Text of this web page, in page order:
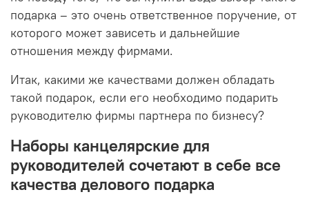
подарка – это очень ответственное поручение, от
которого может зависеть и дальнейшие
отношения между фирмами.
Итак, какими же качествами должен обладать
такой подарок, если его необходимо подарить
руководителю фирмы партнера по бизнесу?
Наборы канцелярские для
руководителей сочетают в себе все
качества делового подарка